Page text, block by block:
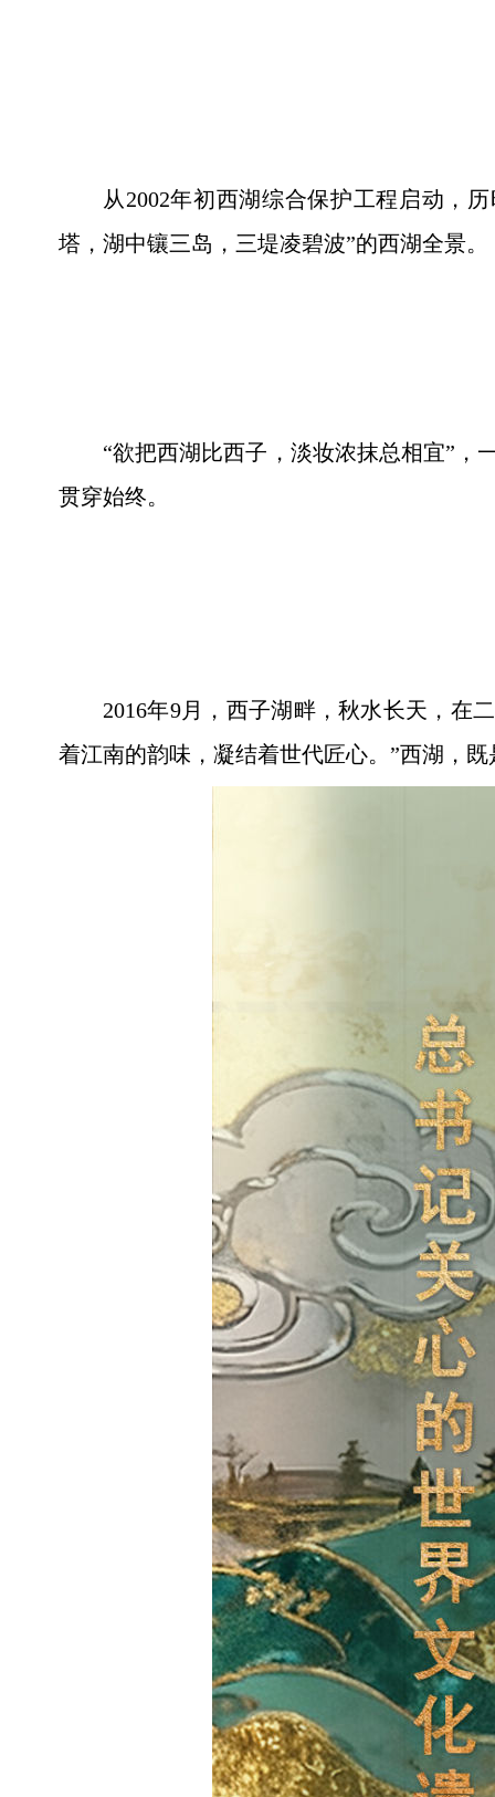
从2002年初西湖综合保护工程启动，
塔，湖中镶三岛，三堤凌碧波”的西湖全景。
“欲把西湖比西子，淡妆浓抹总相宜”，
贯穿始终。
2016年9月，西子湖畔，秋水长天，在
着江南的韵味，凝结着世代匠心。”西湖，